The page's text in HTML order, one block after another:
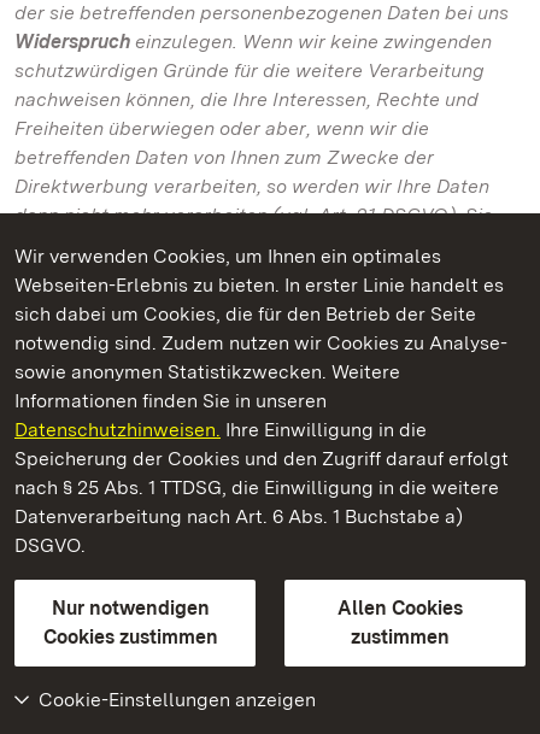
Wir verwenden Cookies, um Ihnen ein optimales
Webseiten-Erlebnis zu bieten. In erster Linie handelt es
sich dabei um Cookies, die für den Betrieb der Seite
notwendig sind. Zudem nutzen wir Cookies zu Analyse-
sowie anonymen Statistikzwecken. Weitere
Informationen finden Sie in unseren
Datenschutzhinweisen. Ihre Einwilligung in die
Speicherung der Cookies und den Zugriff darauf erfolgt
nach § 25 Abs. 1 TTDSG, die Einwilligung in die weitere
Datenverarbeitung nach Art. 6 Abs. 1 Buchstabe a)
DSGVO.
Nur notwendigen
Cookies zustimmen
Allen Cookies
zustimmen
Cookie-Einstellungen anzeigen
der sie betreffenden personenbezogenen Daten bei uns
Widerspruch einzulegen. Wenn wir keine zwingenden
schutzwürdigen Gründe für die weitere Verarbeitung
nachweisen können, die Ihre Interessen, Rechte und
Freiheiten überwiegen oder aber, wenn wir die
betreffenden Daten von Ihnen zum Zwecke der
Direktwerbung verarbeiten, so werden wir Ihre Daten
dann nicht mehr verarbeiten (vgl. Art. 21 DSGVO). Sie
können sich hierfür per Post oder per E-Mail an uns
wenden.
Als Widerspruch in diese Sinne gilt auch ein technisches
Verfahren, das Sie einsetzen, bspw. eine eindeutige
technische Information die Ihr Webbrowser uns
übermittelt („Do-Not-Track“-Mitteilung).
Widerrufsrecht bei erteilter Einwilligung
Erhebung und Verwendung personenbezogener Daten
mit Wirkung für die Zukunft jederzeit zu widerrufen. Sie
Einwilligung bis zum Widerruf erfolgten Verarbeitung